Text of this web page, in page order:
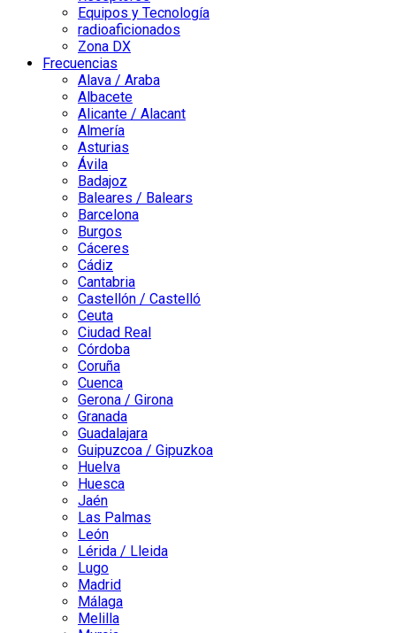
Equipos y Tecnología
radioaficionados
Zona DX
Frecuencias
Alava / Araba
Albacete
Alicante / Alacant
Almería
Asturias
Ávila
Badajoz
Baleares / Balears
Barcelona
Burgos
Cáceres
Cádiz
Cantabria
Castellón / Castelló
Ceuta
Ciudad Real
Córdoba
Coruña
Cuenca
Gerona / Girona
Granada
Guadalajara
Guipuzcoa / Gipuzkoa
Huelva
Huesca
Jaén
Las Palmas
León
Lérida / Lleida
Lugo
Madrid
Málaga
Melilla